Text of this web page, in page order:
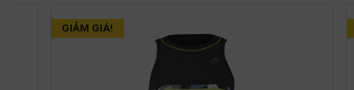
GIẢM GIÁ!